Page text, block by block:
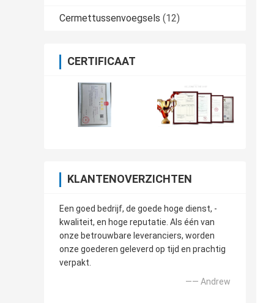
Cermettussenvoegsels (12)
CERTIFICAAT
KLANTENOVERZICHTEN
Een goed bedrijf, de goede hoge dienst, -
kwaliteit, en hoge reputatie. Als één van
onze betrouwbare leveranciers, worden
onze goederen geleverd op tijd en prachtig
verpakt.
—— Andrew